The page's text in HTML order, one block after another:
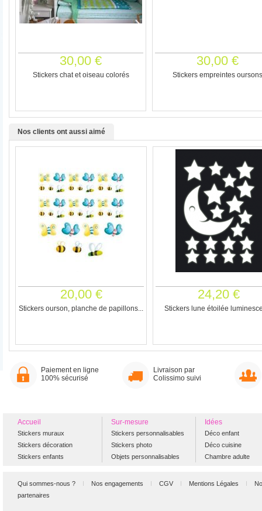
30,00 €
Stickers chat et oiseau colorés
30,00 €
Stickers empreintes oursons
Nos clients ont aussi aimé
20,00 €
Stickers ourson, planche de papillons...
24,20 €
Stickers lune étoilée
Paiement en ligne
100% sécurisé
Livraison par
Colissimo suivi
Accueil
Stickers muraux
Stickers décoration
Stickers enfants
Sur-mesure
Stickers personnalisables
Stickers photo
Objets personnalisables
Idées
Déco enfant
Déco cuisine
Chambre adulte
Qui sommes-nous ? Nos engagements CGV Mentions Légales
partenaires